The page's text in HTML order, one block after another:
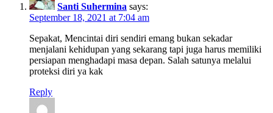
Santi Suhermina says:
September 18, 2021 at 7:04 am
Sepakat, Mencintai diri sendiri emang bukan sekadar
menjalani kehidupan yang sekarang tapi juga harus memiliki
persiapan menghadapi masa depan. Salah satunya melalui
proteksi diri ya kak
Reply